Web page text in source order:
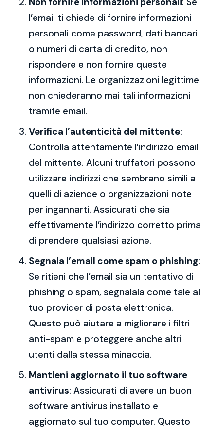
l’email ti chiede di fornire informazioni
personali come password, dati bancari
o numeri di carta di credito, non
rispondere e non fornire queste
informazioni. Le organizzazioni legittime
non chiederanno mai tali informazioni
tramite email.
Verifica l’autenticità del mittente:
Controlla attentamente l’indirizzo email
del mittente. Alcuni truffatori possono
utilizzare indirizzi che sembrano simili a
quelli di aziende o organizzazioni note
per ingannarti. Assicurati che sia
effettivamente l’indirizzo corretto prima
di prendere qualsiasi azione.
Segnala l’email come spam o phishing:
Se ritieni che l’email sia un tentativo di
phishing o spam, segnalala come tale al
tuo provider di posta elettronica.
Questo può aiutare a migliorare i filtri
anti-spam e proteggere anche altri
utenti dalla stessa minaccia.
Mantieni aggiornato il tuo software
antivirus: Assicurati di avere un buon
software antivirus installato e
aggiornato sul tuo computer. Questo